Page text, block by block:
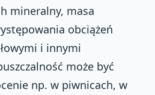
mineralny, masa
obciążeń
i innymi
może być
np. w piwnicach, w